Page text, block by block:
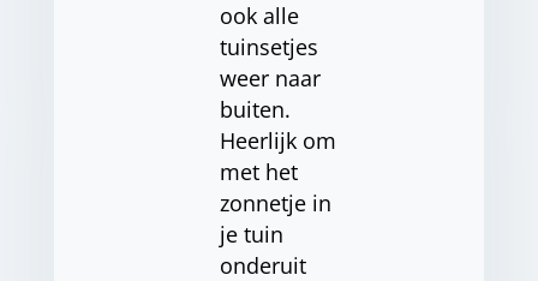
ook alle
tuinsetjes
weer naar
buiten.
Heerlijk om
met het
zonnetje in
je tuin
onderuit